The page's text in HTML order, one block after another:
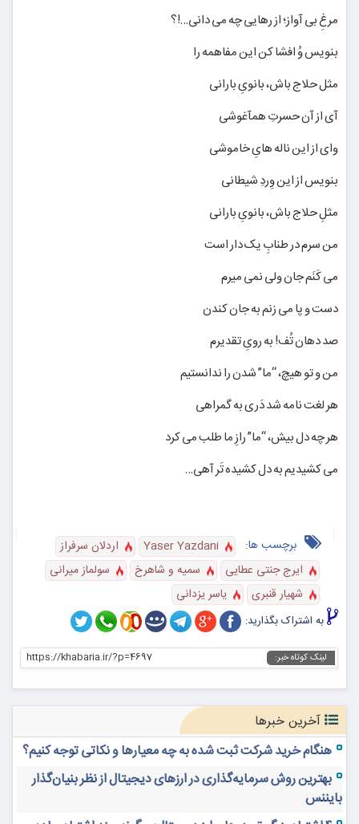
مرغِ بی آواز؛ از رهایی چه می دانی…!؟
بنویس وُ افشا کن این مفاهمه را
مثل حلاج باش، بانویِ بارانی
آی از آن حسرتِ همآغوشی
وای از این ناله هایِ خاموشی
بنویس از این وِردِ شیطانی
مثلِ حلاج باش، بانویِ بارانی
من سرم در طنابِ یک دار است
می کَنَم جان ولی نمی میرم
دست و پا می زنم به جان کندن
صد دهان تُف! به رویِ تقدیرم
من و تو هیچ، “ما” شدن را ندانستیم
هر لغت نامه شد دَری به گمراهی
هر چه دل بیش، “ما” رازِ ما طلب می کرد
می کشیدیم به دل کشیده تَر آهی…
برچسب ها: Yaser Yazdani
اردلان سرفراز
ایرج جنتی عطایی
سمیه و شاهرخ
سولماز میرانی
شهیار قنبری
یاسر یزدانی
به اشتراک بگذارید:
لینک کوتاه خبر: https://khabaria.ir/?p=4697
آخرین خبرها
هنگام خرید شرکت ثبت شده به چه معیارها و نکاتی توجه کنیم؟
بهترین روش سرمایه‌گذاری در ارزهای دیجیتال از نظر بنیان‌گذار
بایننس